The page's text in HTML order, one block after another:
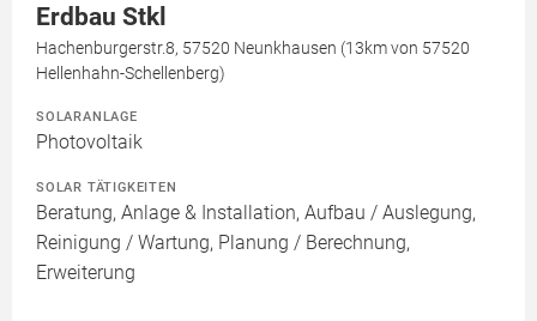
Erdbau Stkl
Hachenburgerstr.8, 57520 Neunkhausen (13km von 57520
Hellenhahn-Schellenberg)
SOLARANLAGE
Photovoltaik
SOLAR TÄTIGKEITEN
Beratung, Anlage & Installation, Aufbau / Auslegung,
Reinigung / Wartung, Planung / Berechnung,
Erweiterung